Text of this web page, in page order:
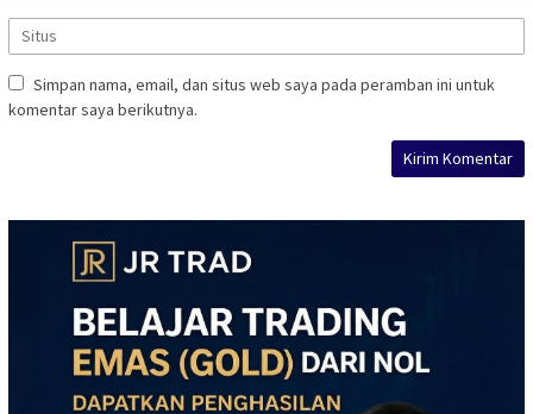
Simpan nama, email, dan situs web saya pada peramban ini untuk
komentar saya berikutnya.